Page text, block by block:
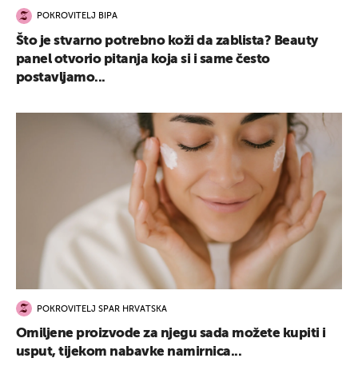
POKROVITELJ BIPA
Što je stvarno potrebno koži da zablista? Beauty
panel otvorio pitanja koja si i same često
postavljamo...
POKROVITELJ SPAR HRVATSKA
Omiljene proizvode za njegu sada možete kupiti i
usput, tijekom nabavke namirnica...